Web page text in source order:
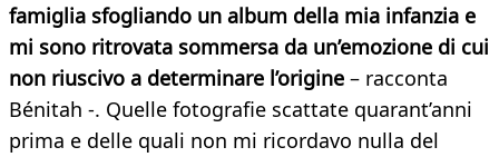
famiglia sfogliando un album della mia infanzia e
mi sono ritrovata sommersa da un’emozione di cui
non riuscivo a determinare l’origine – racconta
Bénitah -. Quelle fotografie scattate quarant’anni
prima e delle quali non mi ricordavo nulla del